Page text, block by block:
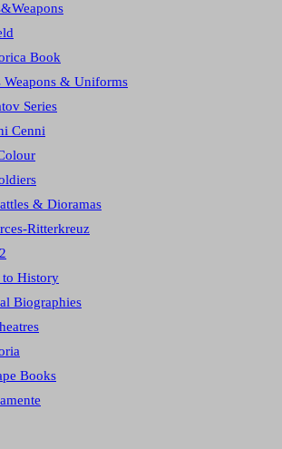
Book
Weapons & Uniforms
Series
Cenni
& Dioramas
Ritterkreuz
to History
Biographies
Books